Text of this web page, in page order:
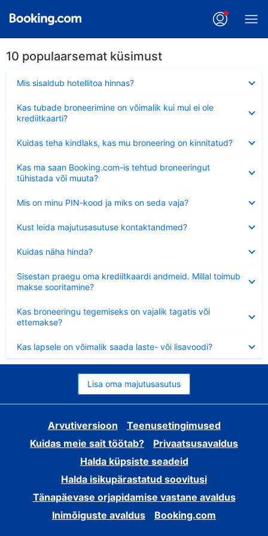
10 populaarsemat küsimust
Mis sisaldub hotellitoa hinnas?
Kas tubade broneerimine on võimalik kui mul ei ole
krediitkaarti?
Kuidas teha kindlaks, kas mu broneering on kinnitatud?
Kas ma saan Booking.com-is tehtud broneeringut
tühistada või muuta?
Mis on minu PIN-kood ja miks on seda vaja?
Kust leida majutusasutuse kontaktandmed?
Kuidas näha hinda?
Sisestan praegu oma krediitkaardi andmeid. Millal toimub
makse sooritamine?
Kas broneeringu tegemiseks on vajalik tagatis või
ettemakse?
Kas lapsele on võimalik saada laste- või lisavoodi?
Lisa oma majutusasutus
Arvutiversioon
Teenusetingimused
Kuidas meie sait töötab?
Privaatsusavaldus
Halda küpsiste seadeid
Halda isikupärastatud soovitusi
Tänapäevase orjapidamise vastane avaldus
Inimõiguste avaldus
Booking.com